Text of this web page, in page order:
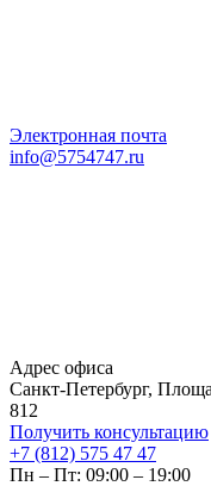
Электронная почта
info@5754747.ru
Адрес офиса
Санкт-Петербург,
812
Получить консультацию
+7 (812) 575 47 47
Пн – Пт: 09:00 – 19:00